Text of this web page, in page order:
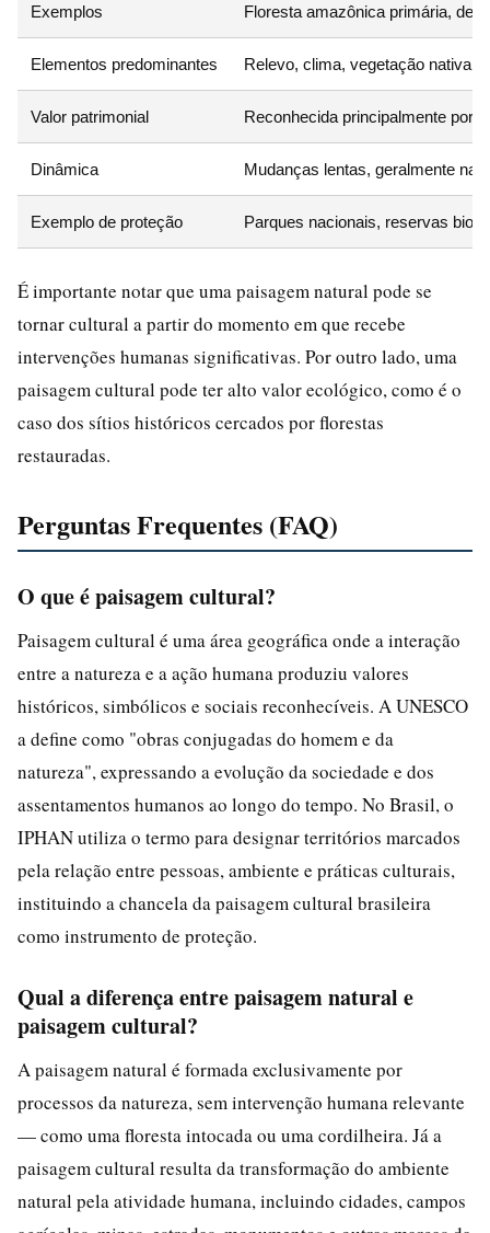
Exemplos Floresta amazônica primária,
Elementos predominantes Relevo, clima, vegetação nativa,
Valor patrimonial Reconhecida principalmente por
Dinâmica Mudanças lentas, geralmente
Exemplo de proteção Parques nacionais, reservas
É importante notar que uma paisagem natural pode se
tornar cultural a partir do momento em que recebe
intervenções humanas significativas. Por outro lado, uma
paisagem cultural pode ter alto valor ecológico, como é o
caso dos sítios históricos cercados por florestas
restauradas.
Perguntas Frequentes (FAQ)
O que é paisagem cultural?
Paisagem cultural é uma área geográfica onde a interação
entre a natureza e a ação humana produziu valores
históricos, simbólicos e sociais reconhecíveis. A UNESCO
a define como "obras conjugadas do homem e da
natureza", expressando a evolução da sociedade e dos
assentamentos humanos ao longo do tempo. No Brasil, o
IPHAN utiliza o termo para designar territórios marcados
pela relação entre pessoas, ambiente e práticas culturais,
instituindo a chancela da paisagem cultural brasileira
como instrumento de proteção.
Qual a diferença entre paisagem natural e
paisagem cultural?
A paisagem natural é formada exclusivamente por
processos da natureza, sem intervenção humana relevante
— como uma floresta intocada ou uma cordilheira. Já a
paisagem cultural resulta da transformação do ambiente
natural pela atividade humana, incluindo cidades, campos